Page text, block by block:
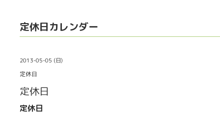
定休日カレンダー
2013-05-05 (日)
定休日
定休日
定休日